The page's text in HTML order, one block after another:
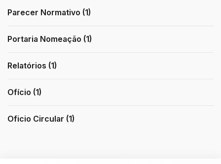
Parecer Normativo (1)
Portaria Nomeação (1)
Relatórios (1)
Ofício (1)
Oficio Circular (1)